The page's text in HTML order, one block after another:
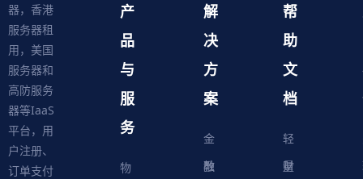
器，香港
服务器租
用，美国
服务器和
高防服务
器等IaaS
平台，用
户注册、
订单支付
产
品
与
服
务
物
解
决
方
案
金
融
教
帮
助
文
档
轻
量
财